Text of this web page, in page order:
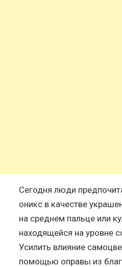
Сегодня люди
оникс в качестве
на среднем пальце или
находящейся на уровне
Усилить влияние
помощью оправы из